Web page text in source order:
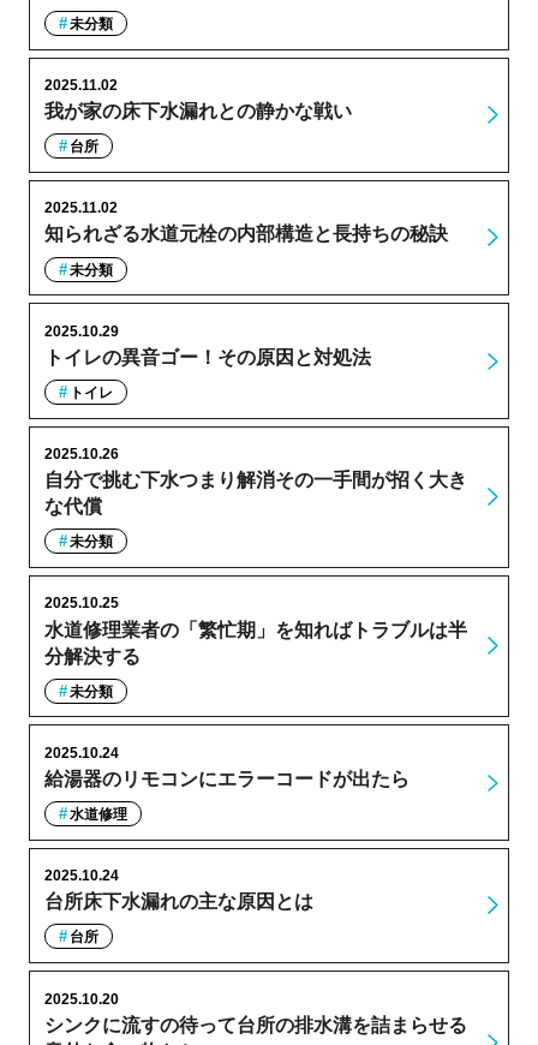
未分類
我が家の床下水漏れとの静かな戦い
2025.11.02
台所
知られざる水道元栓の内部構造と長持ちの秘訣
2025.11.02
未分類
トイレの異音ゴー！その原因と対処法
2025.10.29
トイレ
自分で挑む下水つまり解消その一手間が招く大き
な代償
2025.10.26
未分類
水道修理業者の「繁忙期」を知ればトラブルは半
分解決する
2025.10.25
未分類
給湯器のリモコンにエラーコードが出たら
2025.10.24
水道修理
台所床下水漏れの主な原因とは
2025.10.24
台所
シンクに流すの待って台所の排水溝を詰まらせる
2025.10.20